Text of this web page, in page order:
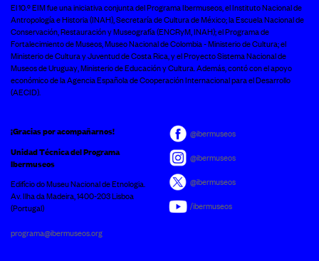
El 10.º EIM fue una iniciativa conjunta del Programa Ibermuseos, el Instituto Nacional de
Antropología e Historia (INAH), Secretaría de Cultura de México; la Escuela Nacional de
Conservación, Restauración y Museografía (ENCRyM, INAH); el Programa de
Fortalecimiento de Museos, Museo Nacional de Colombia - Ministerio de Cultura; el
Ministerio de Cultura y Juventud de Costa Rica, y el Proyecto Sistema Nacional de
Museos de Uruguay, Ministerio de Educación y Cultura. Además, contó con el apoyo
económico de la Agencia Española de Cooperación Internacional para el Desarrollo
(AECID).
¡Gracias por acompañarnos!
Unidad Técnica del Programa
Ibermuseos
Edifício do Museu Nacional de Etnologia.
Av. Ilha da Madeira, 1400-203 Lisboa
(Portugal)
programa@ibermuseos.org
@ibermuseos
@ibermuseos
@ibermuseos
/ibermuseos